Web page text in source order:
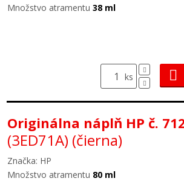
Množstvo atramentu 38 ml
ks
Originálna náplň HP č.
(3ED71A) (čierna)
Značka: HP
Množstvo atramentu 80 ml